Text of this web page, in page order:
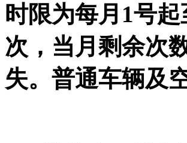
时限为每月1号
次，当月剩余次
失。普通车辆及